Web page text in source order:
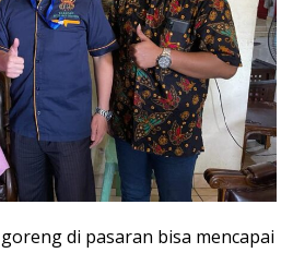
di pasaran bisa mencapai